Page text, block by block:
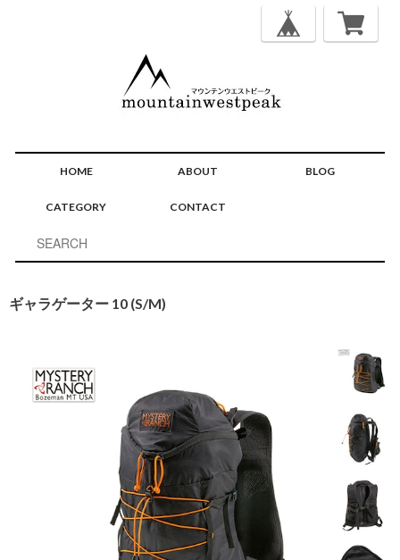
HOME ABOUT BLOG
CATEGORY CONTACT
ギャラゲーター 10 (S/M)